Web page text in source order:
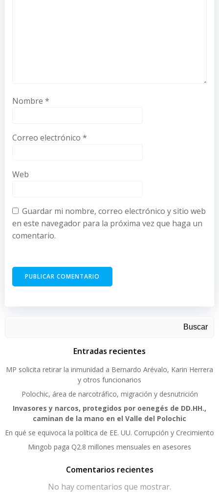
Nombre *
Correo electrónico *
Web
Guardar mi nombre, correo electrónico y sitio web
en este navegador para la próxima vez que haga un
comentario.
Buscar
Entradas recientes
MP solicita retirar la inmunidad a Bernardo Arévalo, Karin Herrera
y otros funcionarios
Polochic, área de narcotráfico, migración y desnutrición
Invasores y narcos, protegidos por oenegés de DD.HH.,
caminan de la mano en el Valle del Polochic
En qué se equivoca la política de EE. UU. Corrupción y Crecimiento
Mingob paga Q2.8 millones mensuales en asesores
Comentarios recientes
No hay comentarios que mostrar.